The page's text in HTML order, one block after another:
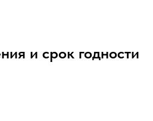
и срок годности